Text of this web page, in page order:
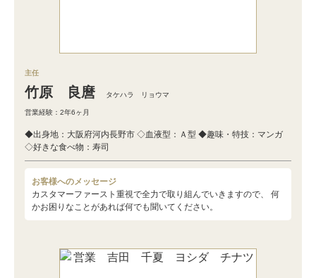
主任
竹原 良麿 タケハラ リョウマ
営業経験：2年6ヶ月
◆出身地：大阪府河内長野市 ◇血液型：Ａ型 ◆趣味・特技：マンガ
◇好きな食べ物：寿司
お客様へのメッセージ
カスタマーファースト重視で全力で取り組んでいきますので、 何
かお困りなことがあれば何でも聞いてください。